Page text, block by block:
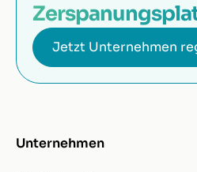
Jetzt Unternehmen
Unternehmen